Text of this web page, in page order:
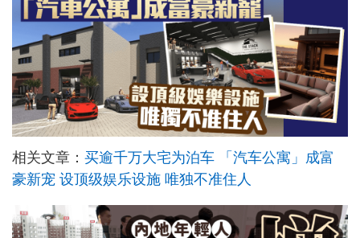
相关文章： 买逾千万大宅为泊车 「汽车公寓」成富
豪新宠 设顶级娱乐设施 唯独不准住人